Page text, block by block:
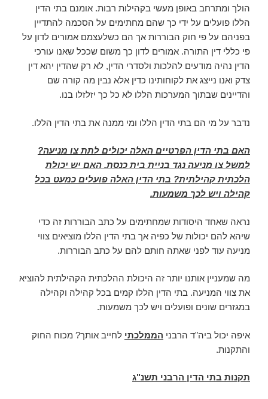
הולך ומתרחב באופן מעשי בקהילות רבות. אומנם בתי הדין
הללו פועלים על ידי כך שהם מחתימים על הסכמה להתדיין
בפניהם על פי חוק הבוררות אך הם כשלעצמם אמורים לדון על
פי כללי דין התורה. אמורים לדון כך משום שככל שאנו עורכי
הדין נהיה מודעים להלכות ולסדרי הדין, לא רק שהדין יהא דין
צדק ואנו נייצג את לקוחותינו כדין אלא נבין מה קורה שם
והדיינים שבתוך המערכות הללו לא כל כך יזלזלו בנו.
נדבר על מי הם בתי הדין הללו ומי ממנה את בתי הדין הללו.
האם בתי הדין הפרטיים האלה יכולים לתת צו מניעה?
למשל צו מניעה נגד בניית בית כנסת. האם יש יכולת
הלכתית קהילתית? בתי הדין האלה פועלים כמעט בכל
קהילה ויש לכך משמעות.
נראה שאחד היסודות שמחתימים על כתב הבוררות זה כדי
שיהא להם יכולות של כפיה אך בתי הדין הללו מוציאים צווי
מניעה עוד לפני שאתה חותם להם על כתב הבוררות.
מה שמעניין אותנו יותר זה היכולת ההלכתית הקהילתית להוציא
את צווי המניעה. בתי הדין הללו קמים בכל קהילה וקהילה
במגזרים שונים ופועלים ויש לכך משמעות.
איפה יכול ביה"ד הרבני הממלכתי לחייב אותך? מכוח החוק
והתקנות.
תקנות בתי הדין הרבני תשנ"ג